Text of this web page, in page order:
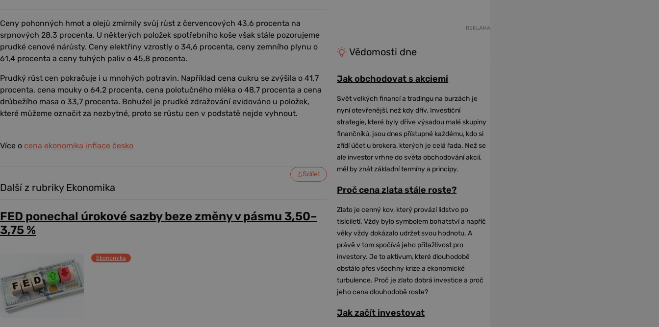
Ceny pohonných hmot a olejů zmírnily svůj růst z červencových 43,6 procenta na
srpnových 28,3 procenta. U některých položek spotřebního koše však stále pozorujeme
prudké cenové nárůsty. Ceny elektřiny vzrostly o 34,6 procenta, ceny zemního plynu o
61,4 procenta a ceny tuhých paliv o 45,8 procenta.
Prudký růst cen pokračuje i u mnohých potravin. Například cena cukru se zvýšila o 41,7
procenta, cena mouky o 64,2 procenta, cena polotučného mléka o 48,7 procenta a cena
drůbežího masa o 33,7 procenta. Bohužel je prudké zdražování evidováno u položek,
které můžeme označit za nezbytné, proto se růstu cen v podstatě nejde vyhnout.
Více o cena ekonomika inflace česko
Sdílet
Další z rubriky Ekonomika
FED ponechal úrokové sazby beze změny v pásmu 3,50–
3,75 %
Ekonomika
REKLAMA
Vědomosti dne
Jak obchodovat s akciemi
Svět velkých financí a tradingu na burzách je
nyní otevřenější, než kdy dřív. Investiční
strategie, které byly dříve výsadou malé skupiny
finančníků, jsou dnes přístupné každému, kdo si
zřídí účet u brokera, kterých je celá řada. Než se
ale investor vrhne do světa obchodování akcií,
měl by znát základní termíny a principy.
Proč cena zlata stále roste?
Zlato je cenný kov, který provází lidstvo po
tisíciletí. Vždy bylo symbolem bohatství a napříč
věky vždy dokázalo udržet svou hodnotu. A
právě v tom spočívá jeho přitažlivost pro
investory. Je to aktivum, které dlouhodobě
obstálo přes všechny krize a ekonomické
turbulence. Proč je zlato dobrá investice a proč
jeho cena dlouhodobě roste?
Jak začít investovat